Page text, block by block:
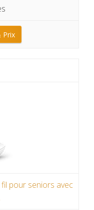
Prix
pour seniors avec